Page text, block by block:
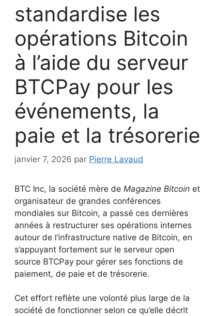
standardise les
opérations Bitcoin
à l’aide du serveur
BTCPay pour les
événements, la
paie et la trésorerie
janvier 7, 2026 par Pierre Lavaud
BTC Inc, la société mère de Magazine Bitcoin et
organisateur de grandes conférences
mondiales sur Bitcoin, a passé ces dernières
années à restructurer ses opérations internes
autour de l’infrastructure native de Bitcoin, en
s’appuyant fortement sur le serveur open
source BTCPay pour gérer ses fonctions de
paiement, de paie et de trésorerie.
Cet effort reflète une volonté plus large de la
société de fonctionner selon ce qu’elle décrit